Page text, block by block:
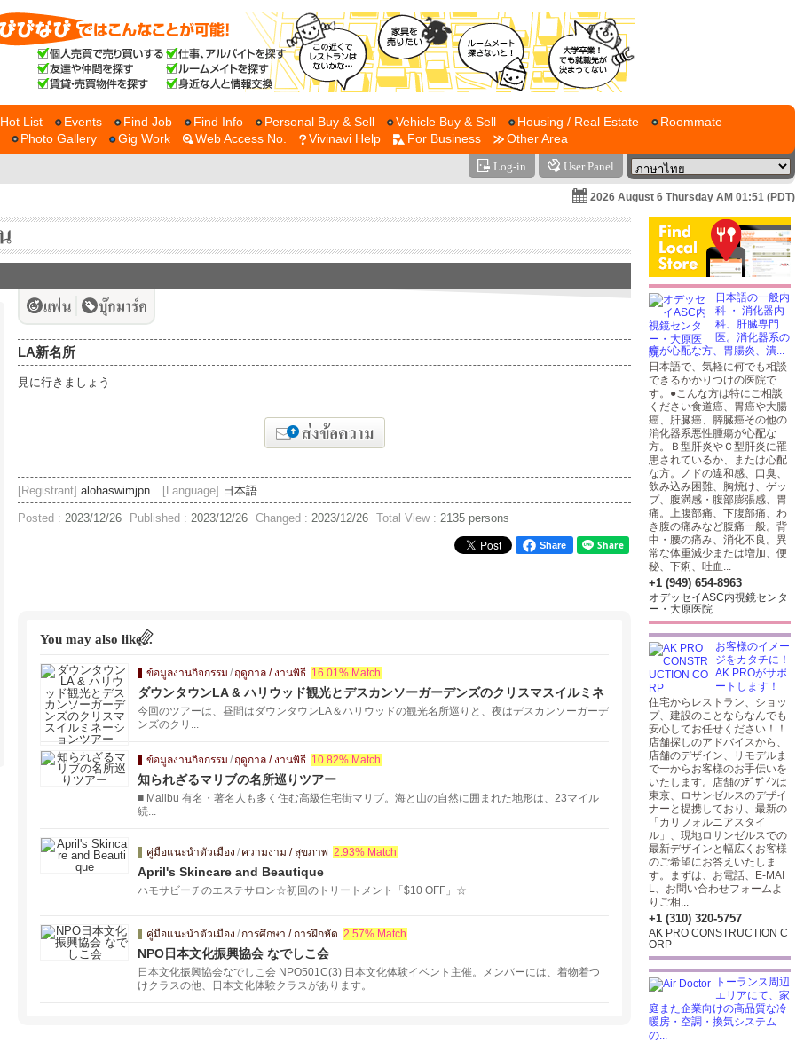
Hot List Events Find Job Find Info Personal Buy & Sell Vehicle Buy & Sell Housing / Real Estate
Roommate
Photo Gallery Gig Work Web Access No. Vivinavi Help For Business Other Area
Log-in User Panel
2026 August 6 Thursday AM 01:51 (PDT)
LA新名所
見に行きましょう
[Registrant] alohaswimjpn [Language] 日本語
Posted : 2023/12/26 Published : 2023/12/26 Changed : 2023/12/26 Total View : 2135 persons
Share
You may also like...
ข้อมูลงานกิจกรรม / ฤดูกาล / งานพิธี 16.01% Match
ダウンタウンLA & ハリウッド観光とデスカンソーガーデンズのクリスマスイルミネ
ーションツアー
今回のツアーは、昼間はダウンタウンLA＆ハリウッドの観光名所巡りと、夜はデスカンソーガーデ
ンズのクリ...
ข้อมูลงานกิจกรรม / ฤดูกาล / งานพิธี 10.82% Match
知られざるマリブの名所巡りツアー
■ Malibu 有名・著名人も多く住む高級住宅街マリブ。海と山の自然に囲まれた地形は、23マイル
続...
คู่มือแนะนำตัวเมือง / ความงาม / สุขภาพ 2.93% Match
April's Skincare and Beautique
ハモサビーチのエステサロン☆初回のトリートメント「$10 OFF」☆
คู่มือแนะนำตัวเมือง / การศึกษา / การฝึกหัด 2.57% Match
NPO日本文化振興協会 なでしこ会
日本文化振興協会なでしこ会 NPO501C(3) 日本文化体験イベント主催。メンバーには、着物着つ
けクラスの他、日本文化体験クラスがあります。
日本語の一般内
科 ・ 消化器内
科、肝臓専門
医。消化器系の
癌が心配な方、胃腸炎、潰...
日本語で、気軽に何でも相談
できるかかりつけの医院で
す。●こんな方は特にご相談
ください食道癌、胃癌や大腸
癌、肝臓癌、膵臓癌その他の
消化器系悪性腫瘍が心配な
方。Ｂ型肝炎やＣ型肝炎に罹
患されているか、または心配
な方。ノドの違和感、口臭、
飲み込み困難、胸焼け、ゲッ
プ、腹満感・腹部膨張感、胃
痛。上腹部痛、下腹部痛、わ
き腹の痛みなど腹痛一般。背
中・腰の痛み、消化不良。異
常な体重減少または増加、便
秘、下痢、吐血...
+1 (949) 654-8963
オデッセイASC内視鏡センタ
ー・大原医院
お客様のイメー
ジをカタチに！
AK PROがサポ
ートします！
住宅からレストラン、ショッ
プ、建設のことならなんでも
安心してお任せください！！
店舗探しのアドバイスから、
店舗のデザイン、リモデルま
で一からお客様のお手伝いを
いたします。店舗のﾃﾞｻﾞｲﾝは
東京、ロサンゼルスのデザイ
ナーと提携しており、最新の
「カリフォルニアスタイ
ル」、現地ロサンゼルスでの
最新デザインと幅広くお客様
のご希望にお答えいたしま
す。まずは、お電話、E-MAI
L、お問い合わせフォームよ
りご相...
+1 (310) 320-5757
AK PRO CONSTRUCTION C
ORP
トーランス周辺
エリアにて、家
庭また企業向けの高品質な冷
暖房・空調・換気システム
の...